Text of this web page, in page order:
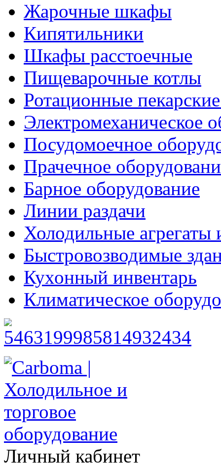
Жарочные шкафы
Кипятильники
Шкафы расстоечные
Пищеварочные котлы
Ротационные
Электромеханическое
Посудомоечное
Прачечное
Барное оборудование
Линии раздачи
Холодильные агрегаты
Быстровозводимые
Кухонный инвентарь
Климатическое
Личный кабинет